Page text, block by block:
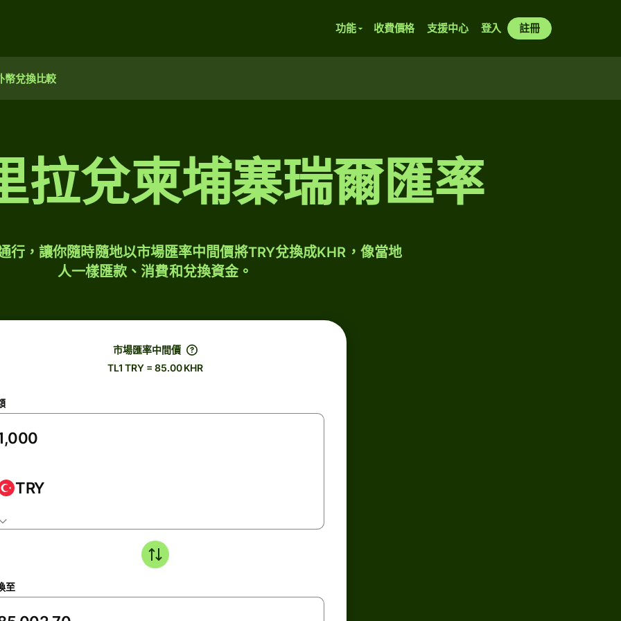
功能 收費價格 支援中心 登入 註冊
幣兌換比較
拉兌柬埔寨瑞爾匯率
行，讓你隨時隨地以市場匯率中間價將TRY兌換成KHR，像當地
人一樣匯款、消費和兌換資金。
市場匯率中間價
TL1 TRY = 85.00 KHR
TRY
至